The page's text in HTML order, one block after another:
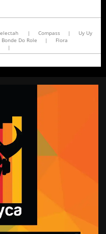
| Compass |
Uy Uy
Bonde Do Role |
Flora
|